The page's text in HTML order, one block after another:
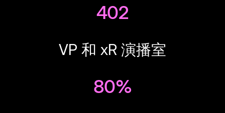
402
VP 和 xR 演播室
80%